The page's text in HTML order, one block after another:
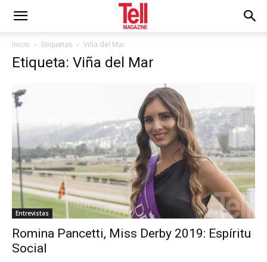
Inicio Etiquetas Viña del Mar
Etiqueta: Viña del Mar
Entrevistas
Romina Pancetti, Miss Derby 2019: Espíritu
Social